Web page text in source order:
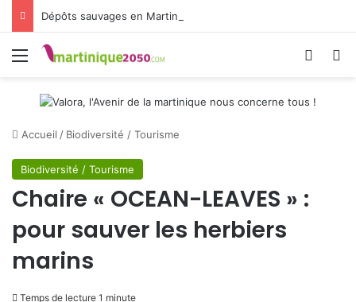
Menu
Accueil / Biodiversité / Tourisme
Biodiversité / Tourisme
Chaire « OCEAN-LEAVES » :
pour sauver les herbiers
marins
Temps de lecture 1 minute